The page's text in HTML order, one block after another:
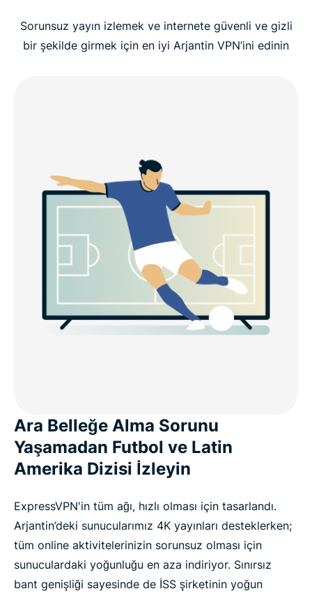
Sorunsuz yayın izlemek ve internete güvenli ve gizli
bir şekilde girmek için en iyi Arjantin VPN’ini edinin
Ara Belleğe Alma Sorunu
Yaşamadan Futbol ve Latin
Amerika Dizisi İzleyin
ExpressVPN'in tüm ağı, hızlı olması için tasarlandı.
Arjantin’deki sunucularımız 4K yayınları desteklerken;
tüm online aktivitelerinizin sorunsuz olması için
sunuculardaki yoğunluğu en aza indiriyor. Sınırsız
bant genişliği sayesinde de İSS şirketinin yoğun